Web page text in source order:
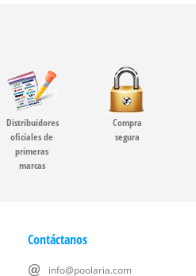
Distribuidores
oficiales de
primeras
marcas
Compra
segura
Contáctanos
info@poolaria.com